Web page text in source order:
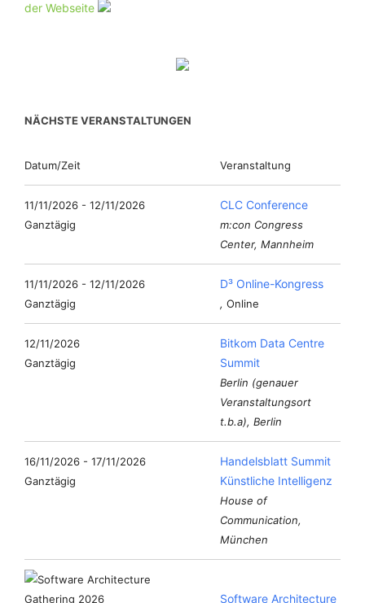
der Webseite
NÄCHSTE VERANSTALTUNGEN
Datum/Zeit Veranstaltung
11/11/2026 - 12/11/2026
Ganztägig
CLC Conference
m:con Congress
Center, Mannheim
11/11/2026 - 12/11/2026
Ganztägig
D³ Online-Kongress
, Online
12/11/2026
Ganztägig
Bitkom Data Centre
Summit
Berlin (genauer
Veranstaltungsort
t.b.a), Berlin
16/11/2026 - 17/11/2026
Ganztägig
Handelsblatt Summit
Künstliche Intelligenz
House of
Communication,
München
Software Architecture